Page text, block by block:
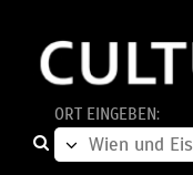
ORT EINGEBEN: